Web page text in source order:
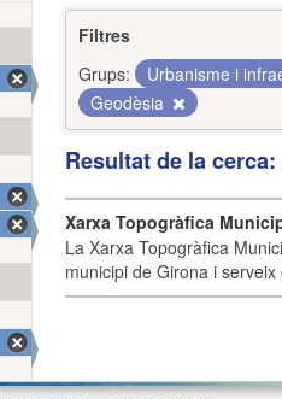
Filtres
Grups:
Urbanisme i
Geodèsia
Resultat de la
Xarxa Topogràfica
La Xarxa Topogràfica
municipi de Girona i